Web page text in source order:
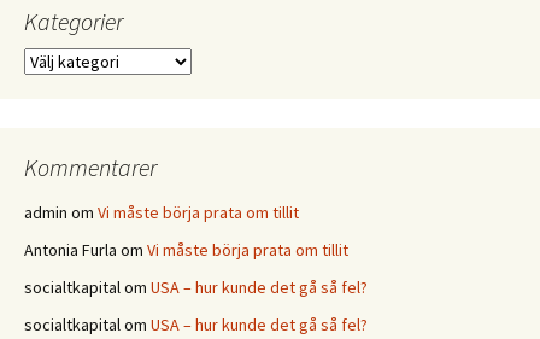
Kategorier
Kategorier
Kommentarer
admin om Vi måste börja prata om tillit
Antonia Furla om Vi måste börja prata om tillit
socialtkapitalom USA – hur kunde det gå så fel?
socialtkapitalom USA – hur kunde det gå så fel?